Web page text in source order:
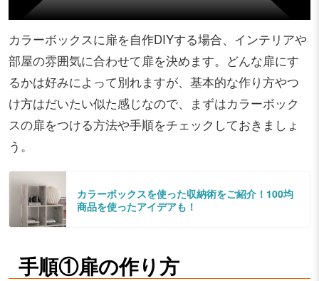
カラーボックスに扉を自作DIYする場合、インテリアや
部屋の雰囲気に合わせて扉を決めます。どんな扉にす
るかは好みによって別れますが、基本的な作り方やつ
け方はだいたい似た感じなので、まずはカラーボック
スの扉をつける方法や手順をチェックしておきましょ
う。
カラーボックスを使った収納術をご紹介！100均
商品を使ったアイデアも！
手順①扉の作り方